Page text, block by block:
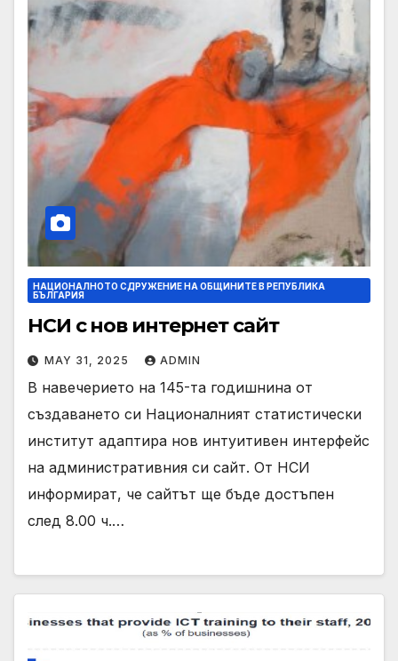
НАЦИОНАЛНОТО СДРУЖЕНИЕ НА ОБЩИНИТЕ В РЕПУБЛИКА
БЪЛГАРИЯ
НСИ с нов интернет сайт
MAY 31, 2025 ADMIN
В навечерието на 145-та годишнина от
създаването си Националният статистически
институт адаптира нов интуитивен интерфейс
на административния си сайт. От НСИ
информират, че сайтът ще бъде достъпен
след 8.00 ч.…